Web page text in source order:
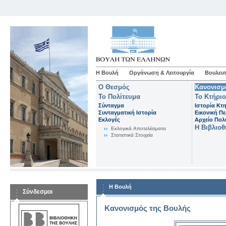
Η Βουλή Οργάνωση & Λειτουργία
Ο Θεσμός
Το Πολίτευμα
Σύνταγμα
Συνταγματική Ιστορία
Εκλογές
Eκλογικά Aποτελέσματα
Στατιστικά Στοιχεία
Το Κτήριο
Ιστορία
Εικονική
Αρχείο
Η
Σύνδεσμοι
Η Βουλή
Κανονισμός της Βουλής